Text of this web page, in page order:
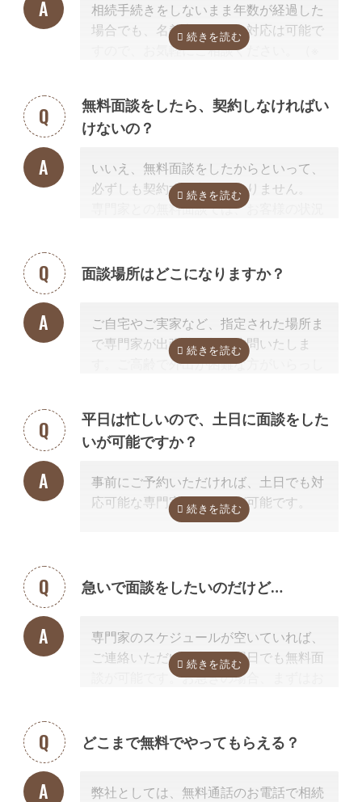
人業務が専門の行政書士に相続手続きの
依頼をしても、経験不足で手続きはうま
く進みません。
が、スムーズで間違いのない相続手続き
のために非常に重要になります。
場合でも、ご自宅やご自宅近くのカフェ
等まで出張費無料で訪問可能ですのでご
安心ください。
相続手続きをしないまま年数が経過した
場合でも、名義変更などの対応は可能で
すので、お気軽にご相談ください。（※
無料面談をしたら、契約しなければい
けないの？
いいえ、無料面談をしたからといって、
必ずしも契約する必要はありません。
専門家との無料面談では、お客様の状況
提示させて頂きます。
こく営業するようなことはありませんの
でご安心ください。
面談場所はどこになりますか？
ご自宅やご実家など、指定された場所ま
で専門家が出張費無料で訪問いたしま
す。ご高齢で外出が困難な方がいらっし
を使ったオンライン面談にも対応可能で
す。（一部士業を除く）
までご希望の方法をお申し付けくださ
い。
平日は忙しいので、土日に面談をした
いが可能ですか？
事前にご予約いただければ、土日でも対
応可能な専門家のご紹介が可能です。
急いで面談をしたいのだけど…
専門家のスケジュールが空いていれば、
ご連絡いただいた当日や翌日でも無料面
談が可能です。お急ぎの場合、まずはお
どこまで無料でやってもらえる？
弊社としては、無料通話のお電話で相続